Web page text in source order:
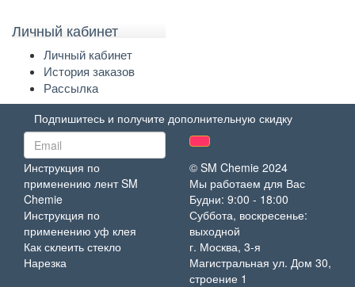
Личный кабинет
Личный кабинет
История заказов
Рассылка
Подпишитесь и получите дополнительную скидку
Инструкция по
применению лент SM
Chemie
Инструкция по
применению уф клея
Как склеить стекло
Нарезка
© SM Chemie 2024
Мы работаем для Вас
Будни: 9:00 - 18:00
Суббота, воскресенье:
выходной
г. Москва, 3-я
Магистральная ул. Дом 30,
строение 1